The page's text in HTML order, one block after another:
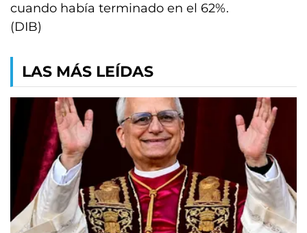
cuando había terminado en el 62%.
(DIB)
LAS MÁS LEÍDAS